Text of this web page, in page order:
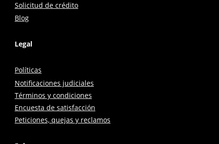
Solicitud de crédito
Blog
Legal
Políticas
Notificaciones judiciales
Términos y condiciones
Encuesta de satisfacción
Peticiones, quejas y reclamos